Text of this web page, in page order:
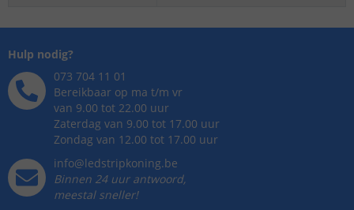
Hulp nodig?
073 704 11 01
Bereikbaar op ma t/m vr
van 9.00 tot 22.00 uur
Zaterdag van 9.00 tot 17.00 uur
Zondag van 12.00 tot 17.00 uur
info@ledstripkoning.be
Binnen 24 uur antwoord,
meestal sneller!